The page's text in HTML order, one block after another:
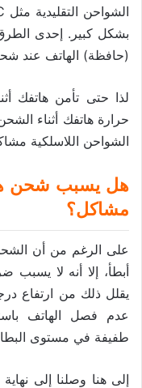
بشكل كبير. إحدى
(حافظة) الهاتف عند
لذا حتى تأمن هاتفك
حرارة هاتفك أثناء
الشواحن اللاسلكية
هل يسبب شحن
مشاكل؟
على الرغم من أن الشحن
أبطأ، إلا أنه لا
يقلل ذلك من ارتفاع
عدم فصل الهاتف
طفيفة في مستوى
إلى هنا وصلنا إلى